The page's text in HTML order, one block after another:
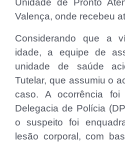
Unidade de Pronto
Valença, onde recebeu
Considerando que a
idade, a equipe de
unidade de saúde
Tutelar, que assumiu o
caso. A ocorrência foi
Delegacia de Polícia
o suspeito foi
lesão corporal, com